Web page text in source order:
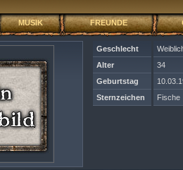
MUSIK FREUNDE
Geschlecht
Alter
34
Geburtstag
Sternzeichen
Fische